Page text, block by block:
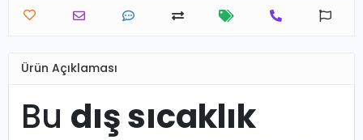
Ürün Açıklaması
Bu dış sıcaklık